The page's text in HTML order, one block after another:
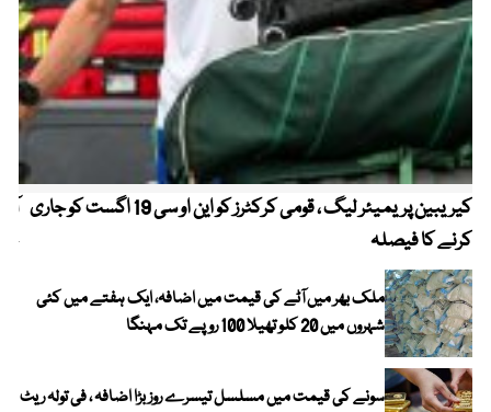
کیریبین پریمیئر لیگ ، قومی کرکٹرز کو این او سی 19 اگست کو جاری
کرنے کا فیصلہ
ملک بھر میں آٹے کی قیمت میں اضافہ، ایک ہفتے میں کئی
شہروں میں 20 کلو تھیلا 100 روپے تک مہنگا
سونے کی قیمت میں مسلسل تیسرے روز بڑا اضافہ ، فی تولہ ریٹ